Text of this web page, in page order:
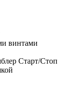
винтами
Старт/Стоп